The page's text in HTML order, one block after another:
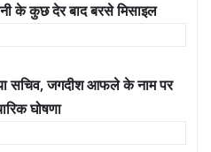
के कुछ देर बाद बरसे मिसाइल
सचिव, जगदीश आफले के नाम पर
घोषणा